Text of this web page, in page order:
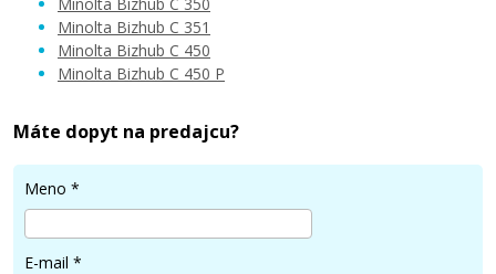
Minolta TN-310C (4053-703) (Azúrový)
Minolta Bizhub C 351
Minolta Bizhub C 450
Minolta Bizhub C 450 P
Máte dopyt na predajcu?
Meno *
E-mail *